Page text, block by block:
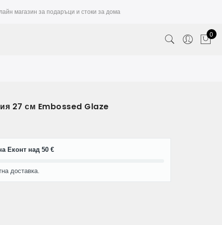
магазин за подаръци и стоки за дома
0
27 см Embossed Glaze
Еконт над 50 €
доставка.